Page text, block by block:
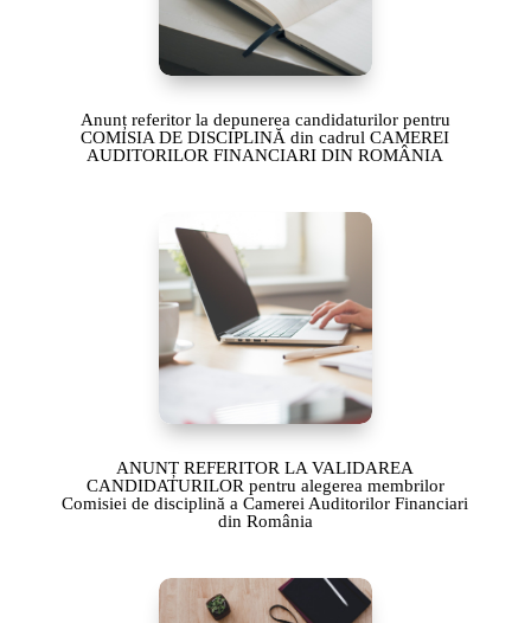
Anunț referitor la depunerea candidaturilor pentru
COMISIA DE DISCIPLINĂ din cadrul CAMEREI
AUDITORILOR FINANCIARI DIN ROMÂNIA
ANUNȚ REFERITOR LA VALIDAREA
CANDIDATURILOR pentru alegerea membrilor
Comisiei de disciplină a Camerei Auditorilor Financiari
din România